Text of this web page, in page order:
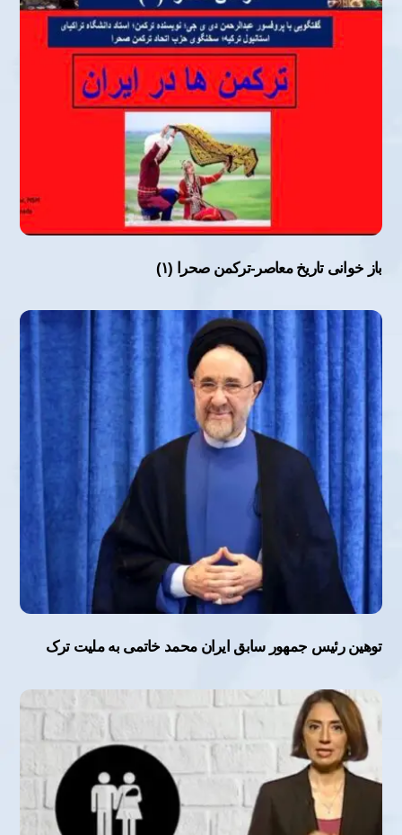
باز خوانی تاریخ معاصر-ترکمن صحرا (۱)
توهین رئیس جمهور سابق ایران محمد خاتمی به ملیت ترک